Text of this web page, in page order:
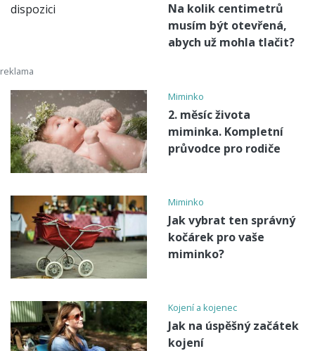
Na kolik centimetrů
musím být otevřená,
abych už mohla tlačit?
Miminko
2. měsíc života
miminka. Kompletní
průvodce pro rodiče
Miminko
Jak vybrat ten správný
kočárek pro vaše
miminko?
Kojení a kojenec
Jak na úspěšný začátek
kojení